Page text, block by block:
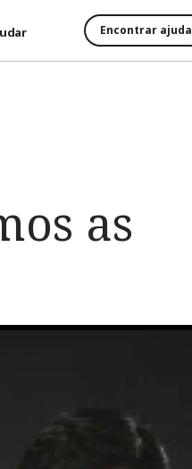
Encontrar ajuda
as